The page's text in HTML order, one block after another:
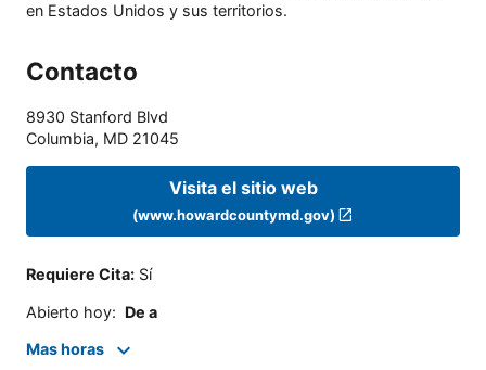
en Estados Unidos y sus territorios.
Contacto
8930 Stanford Blvd
Columbia, MD 21045
Visita el sitio web
(www.howardcountymd.gov)
Requiere Cita: Sí
Abierto hoy: De a
Mas horas